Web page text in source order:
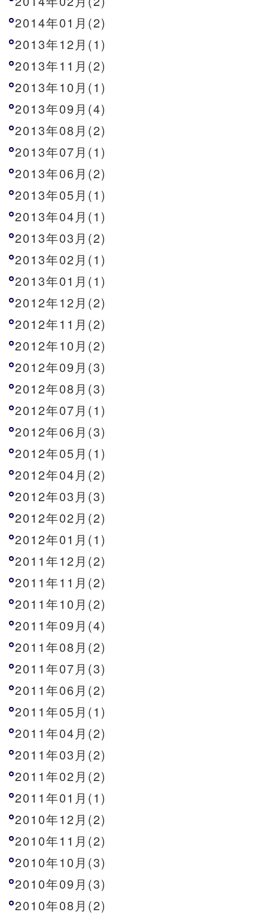
2014年01月(2)
2013年12月(1)
2013年11月(2)
2013年10月(1)
2013年09月(4)
2013年08月(2)
2013年07月(1)
2013年06月(2)
2013年05月(1)
2013年04月(1)
2013年03月(2)
2013年02月(1)
2013年01月(1)
2012年12月(2)
2012年11月(2)
2012年10月(2)
2012年09月(3)
2012年08月(3)
2012年07月(1)
2012年06月(3)
2012年05月(1)
2012年04月(2)
2012年03月(3)
2012年02月(2)
2012年01月(1)
2011年12月(2)
2011年11月(2)
2011年10月(2)
2011年09月(4)
2011年08月(2)
2011年07月(3)
2011年06月(2)
2011年05月(1)
2011年04月(2)
2011年03月(2)
2011年02月(2)
2011年01月(1)
2010年12月(2)
2010年11月(2)
2010年10月(3)
2010年09月(3)
2010年08月(2)